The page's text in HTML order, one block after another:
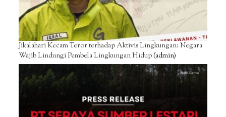
Jikalahari Kecam Teror terhadap Aktivis Lingkungan: Negara
Wajib Lindungi Pembela Lingkungan Hidup(admin)